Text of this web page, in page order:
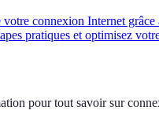
connexion Internet grâce
pratiques et optimisez
pour tout savoir sur